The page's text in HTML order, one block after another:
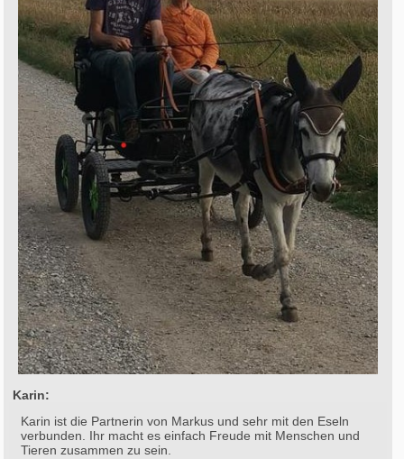
Karin:
Karin ist die Partnerin von Markus und sehr mit den Eseln
verbunden. Ihr macht es einfach Freude mit Menschen und
Tieren zusammen zu sein.